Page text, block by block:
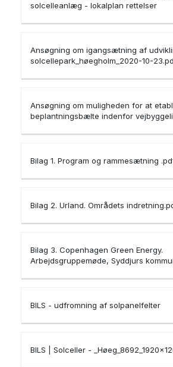
solcelleanlæg - lokalplan rettelser
Ansøgning om igangsætning af
solcellepark_høegholm_2020-10-
Ansøgning om muligheden for at
beplantningsbælte indenfor
Bilag 1. Program og rammesætning
Bilag 2. Urland. Områdets
Bilag 3. Copenhagen Green Energy.
Arbejdsgruppemøde, Syddjurs
BILS - udfromning af solpanelfelter
BILS | Solceller -